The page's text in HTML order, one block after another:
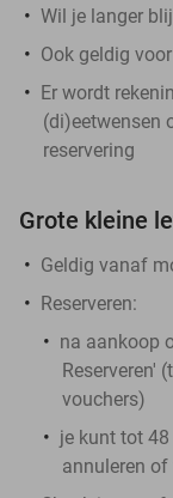
Wil je langer
Ook geldig
Er wordt
(di)eetwensen
reservering
Grote kleine
Geldig vanaf
Reserveren:
na aankoop
Reserveren'
vouchers)
je kunt tot
annuleren